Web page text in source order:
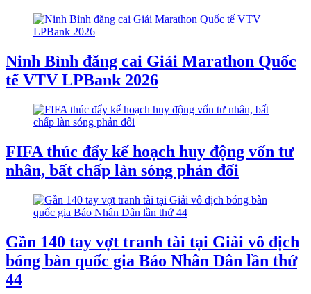
Ninh Bình đăng cai Giải Marathon Quốc
tế VTV LPBank 2026
FIFA thúc đẩy kế hoạch huy động vốn tư
nhân, bất chấp làn sóng phản đối
Gần 140 tay vợt tranh tài tại Giải vô địch
bóng bàn quốc gia Báo Nhân Dân lần thứ
44